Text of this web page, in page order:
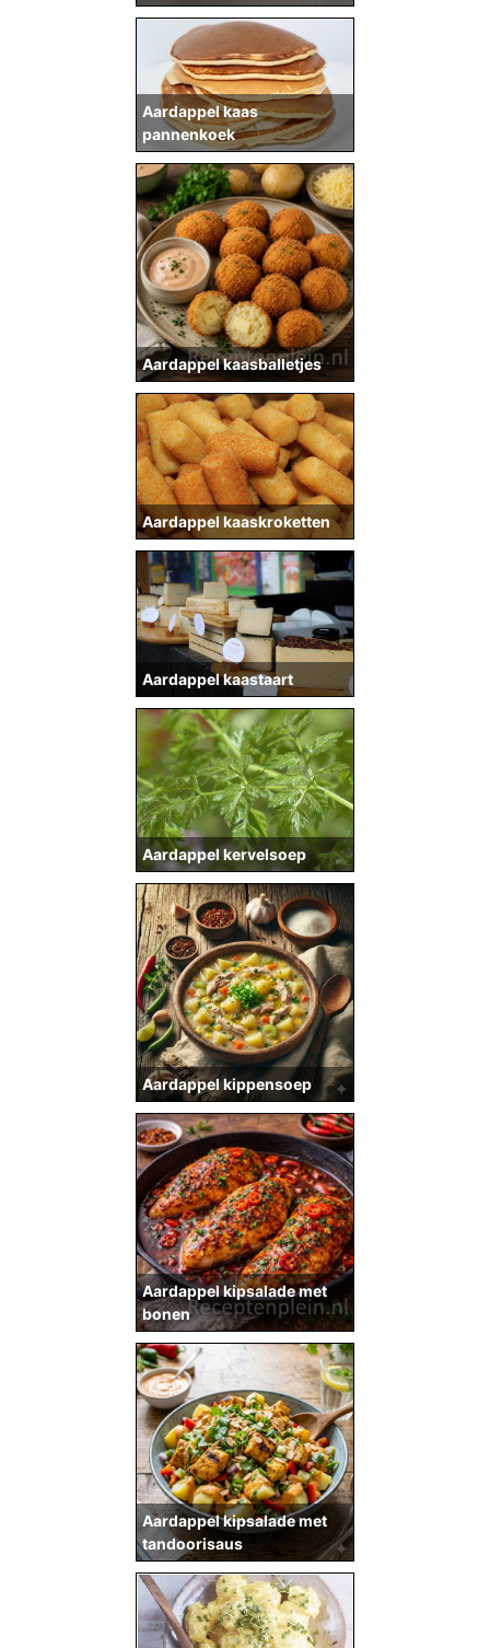
Aardappel kaas
pannenkoek
Aardappel kaasballetjes
Aardappel kaaskroketten
Aardappel kaastaart
Aardappel kervelsoep
Aardappel kippensoep
Aardappel kipsalade met
bonen
Aardappel kipsalade met
tandoorisaus